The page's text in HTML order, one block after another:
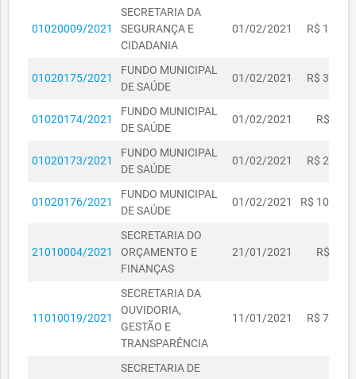
01020009/2021
SECRETARIA DA
SEGURANÇA E
CIDADANIA
01/02/2021 R$
01020175/2021
FUNDO MUNICIPAL
DE SAÚDE
01/02/2021 R$
01020174/2021
FUNDO MUNICIPAL
DE SAÚDE
01/02/2021 R$
01020173/2021
FUNDO MUNICIPAL
DE SAÚDE
01/02/2021 R$
01020176/2021
FUNDO MUNICIPAL
DE SAÚDE
01/02/2021 R$
21010004/2021
SECRETARIA DO
ORÇAMENTO E
FINANÇAS
21/01/2021 R$
11010019/2021
SECRETARIA DA
OUVIDORIA,
GESTÃO E
TRANSPARÊNCIA
11/01/2021 R$
SECRETARIA DE